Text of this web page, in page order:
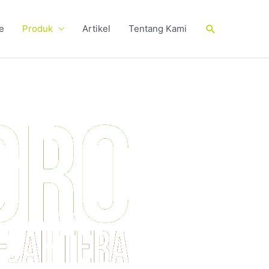
Produk Artikel Tentang Kami Cari